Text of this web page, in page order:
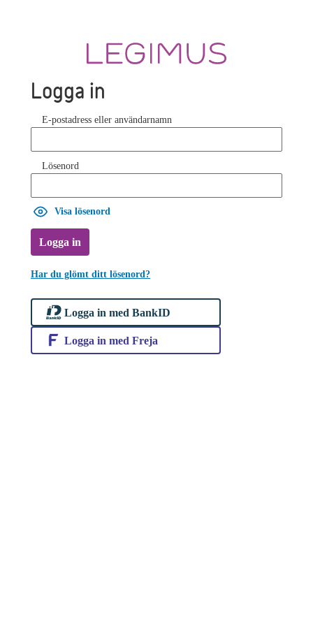
Logga in
E-postadress eller användarnamn
Lösenord
Visa lösenord
Logga in
Har du glömt ditt lösenord?
Logga in med BankID
Logga in med Freja